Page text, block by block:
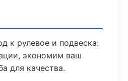
к рулевое и подвеска:
экономим ваш
для качества.